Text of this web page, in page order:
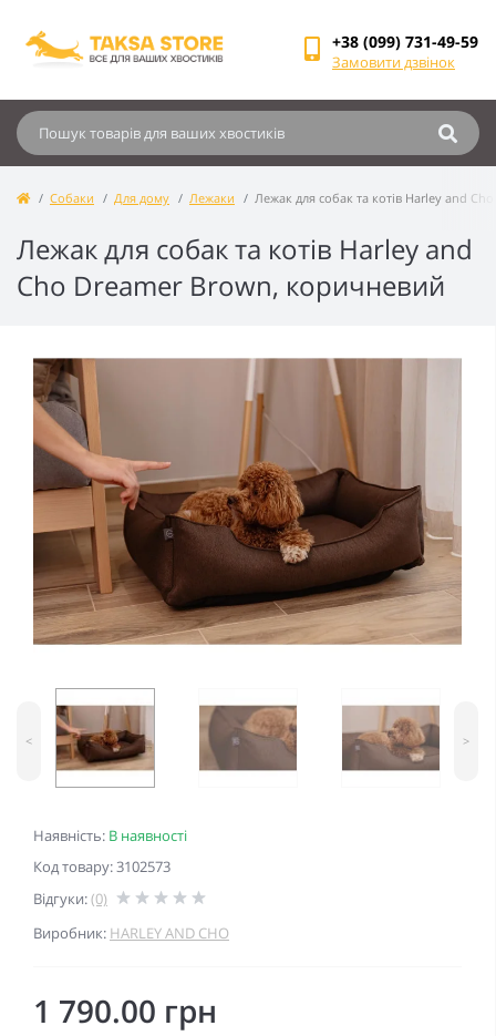
+38 (099) 731-49-59
Замовити дзвінок
Собаки Для дому Лежаки Лежак для собак та котів Harley and
Лежак для собак та котів Harley and
Cho Dreamer Brown, коричневий
Наявність: В наявності
Код товару: 3102573
Відгуки:(0)
Виробник: HARLEY AND CHO
< >
1 790.00 грн